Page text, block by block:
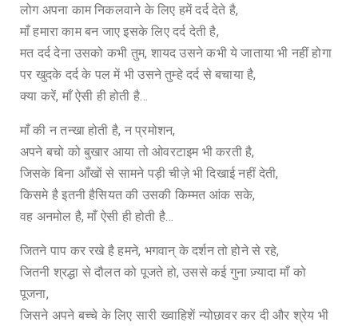
लोग अपना काम निकलवाने के लिए हमें दर्द देते है,
माँ हमारा काम बन जाए इसके लिए दर्द देती है,
मत दर्द देना उसको कभी तुम, शायद उसने कभी ये जाताया भी नहीं होगा
पर खुदके दर्द के पल में भी उसने तुम्हे दर्द से बचाया है,
क्या करें, माँ ऐसी ही होती है…
माँ की न तन्खा होती है, न प्रमोशन,
अपने बचो को बुखार आया तो ओवरटाइम भी करती है,
जिसके बिना आँखों से सामने पड़ी चीज़े भी दिखाई नहीं देती,
किसमे है इतनी हैसियत की उसकी किम्मत आंक सके,
वह अनमोल है, माँ ऐसी ही होती है…
जितने पाप कर रखे है हमने, भगवान् के दर्शन तो होने से रहे,
जितनी श्रद्धा से दौलत को पूजते हो, उससे कई गुना ज़्यादा माँ को
पूजना,
जिसने अपने बच्चे के लिए सारी ख्वाहिशें न्योछावर कर दी और श्रेय भी